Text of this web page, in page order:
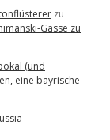
zu
Gasse zu
(und
eine bayrische